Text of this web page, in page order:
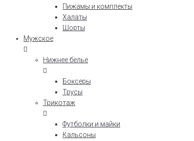
Пижамы и комплекты
Халаты
Шорты
Мужское
Нижнее белье
Боксеры
Трусы
Трикотаж
Футболки и майки
Кальсоны